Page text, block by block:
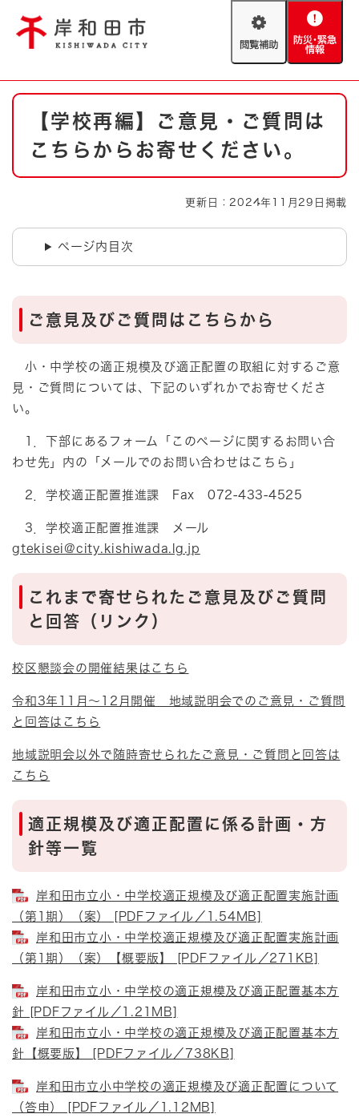
閲
助
防
緊
情
やさしい日本語
防災・緊急情報 救急・消防
ハザードマップ AED設置箇所
本
【学校再編】ご意見・ご質問は
こちらからお寄せください。
更新日：2024年11月29日掲載
ページ内目次
ご意見及びご質問はこちらから
小・中学校の適正規模及び適正配置の取組に対するご意
見・ご質問については、下記のいずれかでお寄せくださ
い。
1．下部にあるフォーム「このページに関するお問い合
わせ先」内の「メールでのお問い合わせはこちら」
2．学校適正配置推進課 Fax 072-433-4525
3．学校適正配置推進課 メール
gtekisei@city.kishiwada.lg.jp
これまで寄せられたご意見及びご質問
と回答（リンク）
校区懇談会の開催結果はこちら
令和3年11月～12月開催 地域説明会でのご意見・ご質問
と回答はこちら
地域説明会以外で随時寄せられたご意見・ご質問と回答は
こちら
適正規模及び適正配置に係る計画・方
針等一覧
岸和田市立小・中学校適正規模及び適正配置実施計画
（第1期）（案） [PDFファイル／1.54MB]
岸和田市立小・中学校適正規模及び適正配置実施計画
（第1期）（案）【概要版】 [PDFファイル／271KB]
岸和田市立小・中学校の適正規模及び適正配置基本方
針 [PDFファイル／1.21MB]
岸和田市立小・中学校の適正規模及び適正配置基本方
針【概要版】 [PDFファイル／738KB]
岸和田市立小中学校の適正規模及び適正配置について
（答申） [PDFファイル／1.12MB]